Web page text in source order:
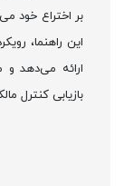
بر اختراع خود
این راهنما،
ارائه می‌دهد و
بازیابی کنترل